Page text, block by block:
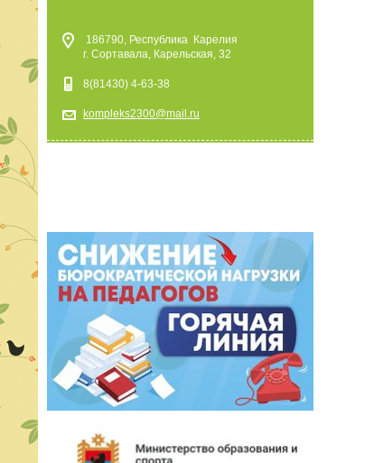
186790, Республика Карелия
г. Сортавала, Карельская, 32
8(81430) 4-63-38
kompleks2300@mail.ru